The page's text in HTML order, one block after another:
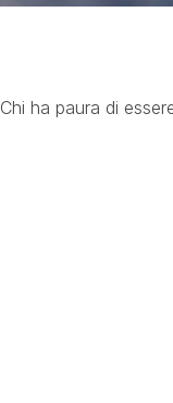
Chi ha paura di